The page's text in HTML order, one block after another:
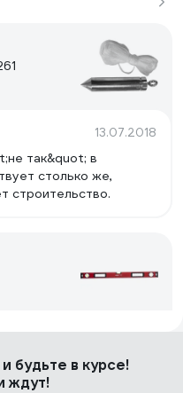
13.07.2018
так&quot; в
столько же,
строительство.
и будьте в курсе!
ждут!